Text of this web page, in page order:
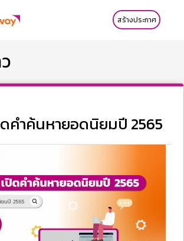
สร้างประกาศ
คำค้นหายอดนิยมปี 2565